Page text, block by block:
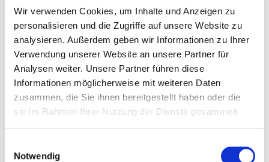
Wir verwenden Cookies, um Inhalte und Anzeigen zu
personalisieren und die Zugriffe auf unsere Website zu
analysieren. Außerdem geben wir Informationen zu Ihrer
Verwendung unserer Website an unsere Partner für
Analysen weiter. Unsere Partner führen diese
Informationen möglicherweise mit weiteren Daten
zusammen, die Sie ihnen bereitgestellt haben oder die
sie im Rahmen Ihrer Nutzung der Dienste gesammelt
Notwendig
CHRISTIAN